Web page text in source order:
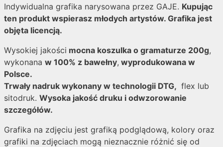
Indywidualna grafika narysowana przez GAJE. Kupując
ten produkt wspierasz młodych artystów. Grafika jest
objęta licencją.
Wysokiej jakości mocna koszulka o gramaturze 200g,
wykonana w 100% z bawełny, wyprodukowana w
Polsce.
Trwały nadruk wykonany w technologii DTG, flex lub
sitodruk. Wysoka jakość druku i odwzorowanie
szczegółów.
Grafika na zdjęciu jest grafiką podglądową, kolory oraz
grafiki na zdjęciach mogą nieznacznie różnić się od